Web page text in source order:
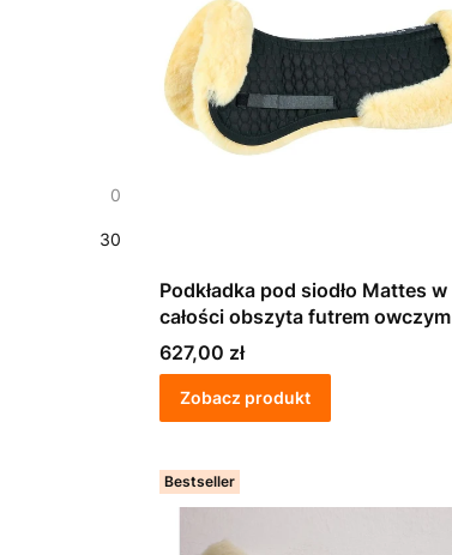
0
30
Podkładka pod siodło Mattes w
całości obszyta futrem owczym
Cena
627,00 zł
Zobacz produkt
Bestseller